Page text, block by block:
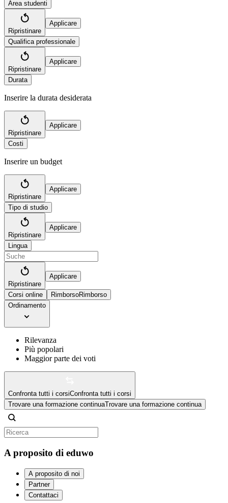
Area studenti
Ripristinare
Applicare
Qualifica professionale
Ripristinare
Applicare
Durata
Inserire la durata desiderata
Ripristinare
Applicare
Costi
Inserire un budget
Ripristinare
Applicare
Tipo di studio
Ripristinare
Applicare
Lingua
Ripristinare
Applicare
Corsi online RimborsoRimborso
Ordinamento
Rilevanza
Più popolari
Maggior parte dei voti
Confronta tutti i corsiConfronta tutti i corsi
Trovare una formazione continuaTrovare una formazione continua
A proposito di eduwo
A proposito di noi
Partner
Contattaci